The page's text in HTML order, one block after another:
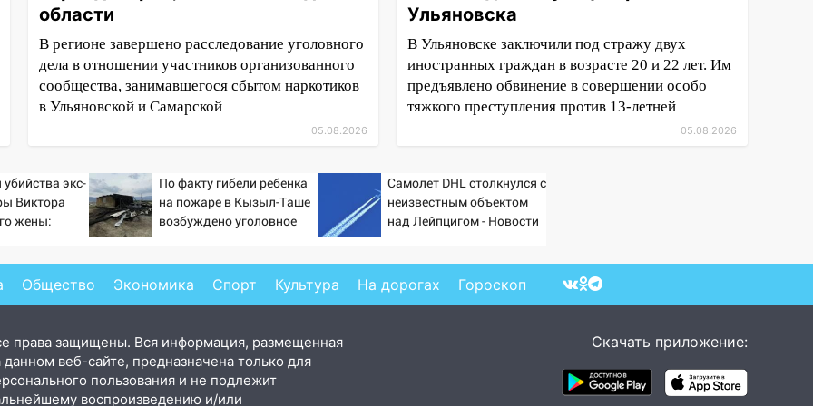
области
В регионе завершено расследование уголовного
дела в отношении участников организованного
сообщества, занимавшегося сбытом наркотиков
в Ульяновской и Самарской
05.08.2026
Ульяновска
В Ульяновске заключили под стражу двух
иностранных граждан в возрасте 20 и 22 лет. Им
предъявлено обвинение в совершении особо
тяжкого преступления против 13-летней
05.08.2026
экс-
Виктора
жены:
По факту гибели ребенка
на пожаре в Кызыл-Таше
возбуждено уголовное
Самолет DHL столкнулся с
неизвестным объектом
над Лейпцигом - Новости
Общество Экономика Спорт Культура На дорогах Гороскоп
права защищены. Вся информация, размещенная
данном веб-сайте, предназначена только для
пользования и не подлежит
воспроизведению и/или
Скачать приложение: